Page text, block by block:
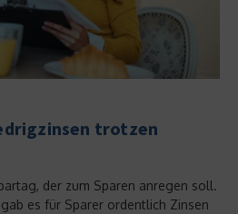
trotzen
der zum Sparen anregen soll.
es für Sparer ordentlich Zinsen